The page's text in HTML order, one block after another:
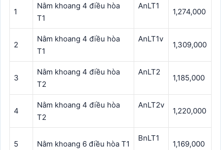
1
Nằm khoang 4 điều hòa
T1
AnLT1
1,274,000
2
Nằm khoang 4 điều hòa
T1
AnLT1v
1,309,000
3
Nằm khoang 4 điều hòa
T2
AnLT2
1,185,000
4
Nằm khoang 4 điều hòa
T2
AnLT2v
1,220,000
5 Nằm khoang 6 điều hòa T1
BnLT1
1,169,000